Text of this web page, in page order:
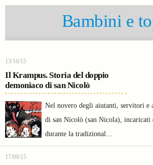
Bambini e
13/10/15
Il Krampus. Storia del doppio
demoniaco di san Nicolò
Nel novero degli aiutanti, servitori e
di san Nicolò (san Nicola), incaricati
durante la tradizional...
17/09/15